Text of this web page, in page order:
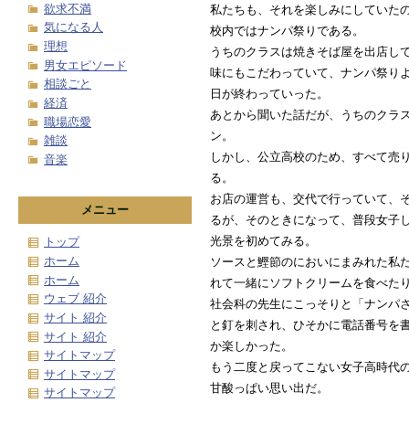
私たちも、それを楽しみにしていた
校内ではナンパ祭りである。
うちのクラスは焼きそば屋を出店し
味にもこだわっていて、ナンパ祭り
日が終わっていった。
あとから聞いた話だが、うちのクラ
ン。
しかし、公立高校のため、すべて売
る。
お店の運営も、交代で行っていて、
るが、そのときになって、普段女子
光景を初めてみる。
ソースと鰹節のにおいにまみれた私
れて一緒にソフトクリームを食べた
社会科の先生にこっそりと「ナンパ
と釘を刺され、ひそかに電話番号を
か楽しかった。
もう二度と戻ってこない女子高時代
甘酸っぱい思い出だ。
欲求不満
気になる人
理想
男女エピソード
相談ごと
経済
職場恋愛
雑談
音楽
メニュー
トップ
ホーム
ホーム
ウェブ 紹介
サイト 紹介
サイト 紹介
サイトマップ
サイトマップ
サイトマップ